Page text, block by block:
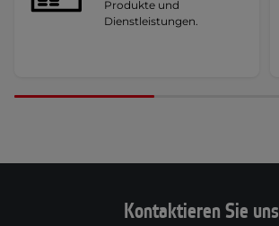
Produkte und
Dienstleistungen.
Kontaktieren Sie uns